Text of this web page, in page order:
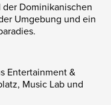
Dominikanischen
Umgebung und ein
Entertainment &
Music Lab und